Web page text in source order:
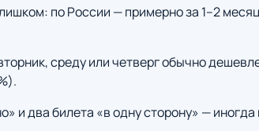
по России — примерно за 1–2
среду или четверг обычно
и два билета «в одну сторону» —